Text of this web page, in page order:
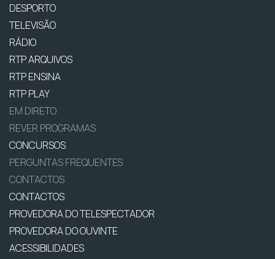
DESPORTO
TELEVISÃO
RÁDIO
RTP ARQUIVOS
RTP ENSINA
RTP PLAY
EM DIRETO
REVER PROGRAMAS
CONCURSOS
PERGUNTAS FREQUENTES
CONTACTOS
CONTACTOS
PROVEDORA DO TELESPECTADOR
PROVEDORA DO OUVINTE
ACESSIBILIDADES